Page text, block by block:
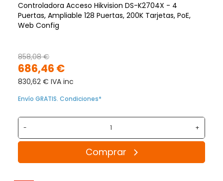
Controladora Acceso Hikvision DS-K2704X - 4
Puertas, Ampliable 128 Puertas, 200K Tarjetas, PoE,
Web Config
686,46 €
858,08 €
830,62 € IVA inc
Envío GRATIS. Condiciones*
- +
Comprar